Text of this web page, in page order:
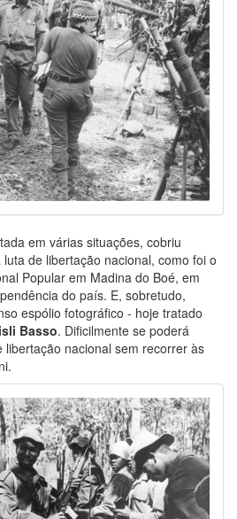
em várias situações, cobriu
de libertação nacional, como foi o
Popular em Madina do Boé, em
do país. E, sobretudo,
espólio fotográfico - hoje tratado
Basso. Dificilmente se poderá
nacional sem recorrer às